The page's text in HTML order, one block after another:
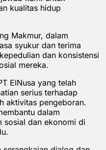
kualitas hidup
Makmur, dalam
syukur dan terima
dan konsistensi
mereka.
ElNusa yang telah
serius terhadap
aktivitas pengeboran.
dalam
sosial dan ekonomi di